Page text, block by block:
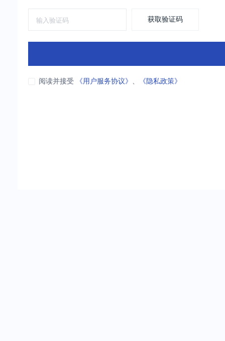
获取验证码
阅读并接受 《用户服务协议》 、 《隐私政策》